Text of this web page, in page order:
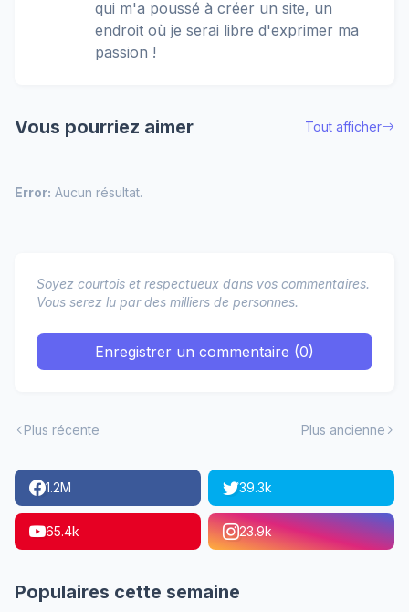
qui m'a poussé à créer un site, un
endroit où je serai libre d'exprimer ma
passion !
Vous pourriez aimer Tout afficher
Error: Aucun résultat.
Soyez courtois et respectueux dans vos commentaires.
Vous serez lu par des milliers de personnes.
Enregistrer un commentaire (0)
Plus récente Plus ancienne
1.2M 39.3k
65.4k 23.9k
Populaires cette semaine